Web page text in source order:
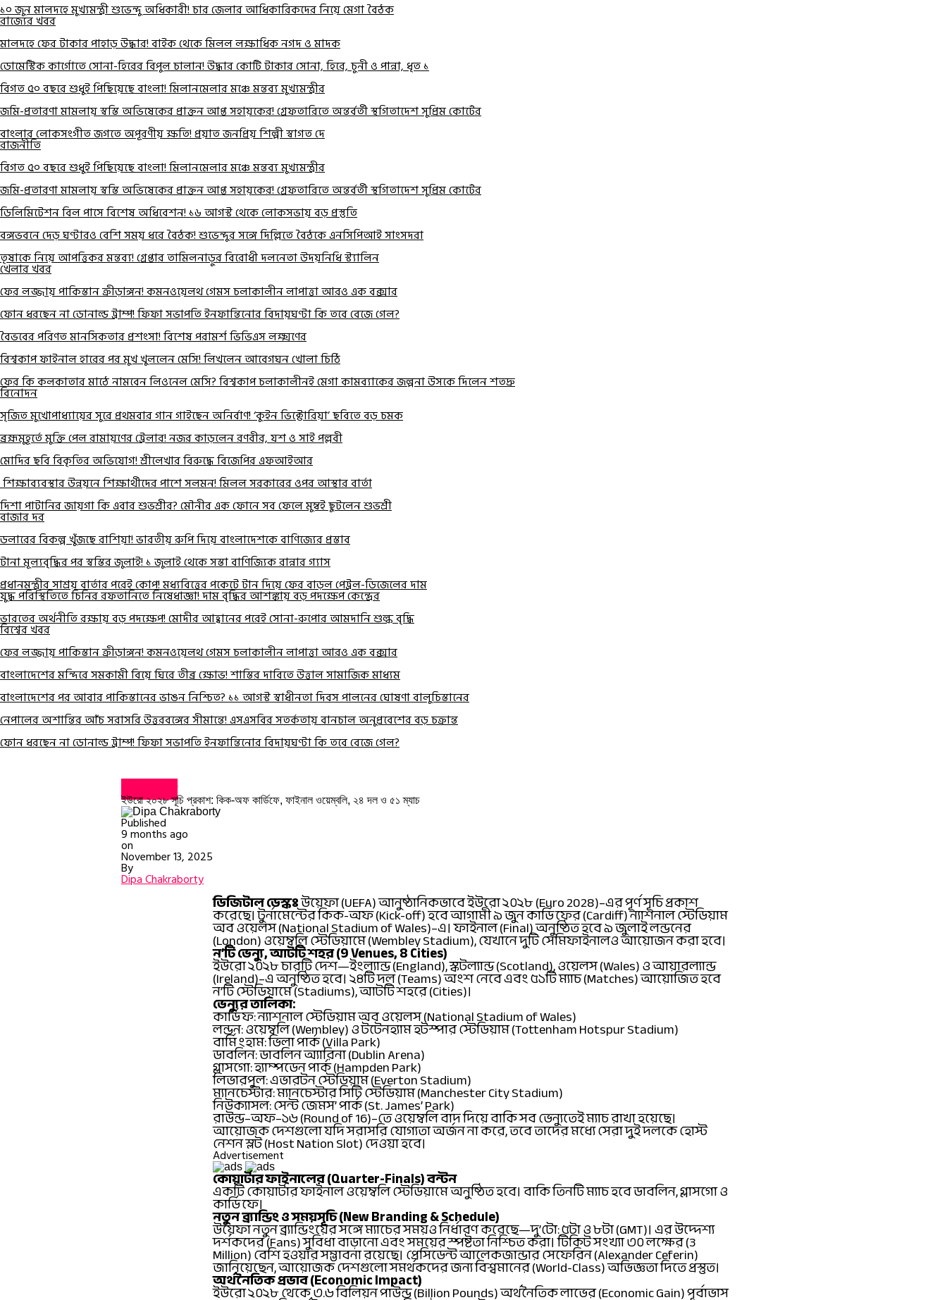
১০ জুন মালদহে মুখ্যমন্ত্রী শুভেন্দু অধিকারী! চার জেলার আধিকারিকদের নিয়ে মেগা বৈঠক
রাজ্যের খবর
মালদহে ফের টাকার পাহাড় উদ্ধার! বাইক থেকে মিলল লক্ষাধিক নগদ ও মাদক
ডোমেস্টিক কার্গোতে সোনা-হিরের বিপুল চালান! উদ্ধার কোটি টাকার সোনা, হিরে, চুনী ও পান্না, ধৃত ১
বিগত ৫০ বছরে শুধুই পিছিয়েছে বাংলা! মিলানমেলার মঞ্চে মন্তব্য মুখ্যমন্ত্রীর
জমি-প্রতারণা মামলায় স্বস্তি অভিষেকের প্রাক্তন আপ্ত সহায়কের! গ্রেফতারিতে অন্তর্বর্তী স্থগিতাদেশ সুপ্রিম কোর্টের
বাংলার লোকসংগীত জগতে অপূরণীয় ক্ষতি! প্রয়াত জনপ্রিয় শিল্পী স্বাগত দে
রাজনীতি
বিগত ৫০ বছরে শুধুই পিছিয়েছে বাংলা! মিলানমেলার মঞ্চে মন্তব্য মুখ্যমন্ত্রীর
জমি-প্রতারণা মামলায় স্বস্তি অভিষেকের প্রাক্তন আপ্ত সহায়কের! গ্রেফতারিতে অন্তর্বর্তী স্থগিতাদেশ সুপ্রিম কোর্টের
ডিলিমিটেশন বিল পাসে বিশেষ অধিবেশন! ১৬ আগস্ট থেকে লোকসভায় বড় প্রস্তুতি
বঙ্গভবনে দেড় ঘণ্টারও বেশি সময় ধরে বৈঠক! শুভেন্দুর সঙ্গে দিল্লিতে বৈঠকে এনসিপিআই সাংসদরা
তৃষাকে নিয়ে আপত্তিকর মন্তব্য! গ্রেপ্তার তামিলনাড়ুর বিরোধী দলনেতা উদয়নিধি স্ট্যালিন
খেলার খবর
ফের লজ্জায় পাকিস্তান ক্রীড়াঙ্গন! কমনওয়েলথ গেমস চলাকালীন লাপাত্তা আরও এক বক্সার
ফোন ধরছেন না ডোনাল্ড ট্রাম্প! ফিফা সভাপতি ইনফান্তিনোর বিদায়ঘণ্টা কি তবে বেজে গেল?
বৈভবের পরিণত মানসিকতার প্রশংসা! বিশেষ পরামর্শ ভিভিএস লক্ষ্মণের
বিশ্বকাপ ফাইনাল হারের পর মুখ খুললেন মেসি! লিখলেন আবেগঘন খোলা চিঠি
ফের কি কলকাতার মাঠে নামবেন লিওনেল মেসি? বিশ্বকাপ চলাকালীনই মেগা কামব্যাকের জল্পনা উসকে দিলেন শতদ্রু
বিনোদন
সৃজিত মুখোপাধ্যায়ের সুরে প্রথমবার গান গাইছেন অনির্বাণ! ‘কুইন ভিক্টোরিয়া’ ছবিতে বড় চমক
ব্রহ্মমুহূর্তে মুক্তি পেল রামায়ণের ট্রেলার! নজর কাড়লেন রণবীর, যশ ও সাই পল্লবী
মোদির ছবি বিকৃতির অভিযোগ! শ্রীলেখার বিরুদ্ধে বিজেপির এফআইআর
শিক্ষাব্যবস্থার উন্নয়নে শিক্ষার্থীদের পাশে সলমন! মিলল সরকারের ওপর আস্থার বার্তা
দিশা পাটানির জায়গা কি এবার শুভশ্রীর? মৌনীর এক ফোনে সব ফেলে মুম্বই ছুটলেন শুভশ্রী
বাজার দর
ডলারের বিকল্প খুঁজছে রাশিয়া! ভারতীয় রুপি দিয়ে বাংলাদেশকে বাণিজ্যের প্রস্তাব
টানা মূল্যবৃদ্ধির পর স্বস্তির জুলাই! ১ জুলাই থেকে সস্তা বাণিজ্যিক রান্নার গ্যাস
প্রধানমন্ত্রীর সাশ্রয় বার্তার পরেই কোপ! মধ্যবিত্তের পকেটে টান দিয়ে ফের বাড়ল পেট্রল-ডিজেলের দাম
যুদ্ধ পরিস্থিতিতে চিনির রফতানিতে নিষেধাজ্ঞা! দাম বৃদ্ধির আশঙ্কায় বড় পদক্ষেপ কেন্দ্রের
ভারতের অর্থনীতি রক্ষায় বড় পদক্ষেপ! মোদীর আহ্বানের পরেই সোনা-রুপোর আমদানি শুল্ক বৃদ্ধি
বিশ্বের খবর
ফের লজ্জায় পাকিস্তান ক্রীড়াঙ্গন! কমনওয়েলথ গেমস চলাকালীন লাপাত্তা আরও এক বক্সার
বাংলাদেশের মন্দিরে সমকামী বিয়ে ঘিরে তীব্র ক্ষোভ! শাস্তির দাবিতে উত্তাল সামাজিক মাধ্যম
বাংলাদেশের পর আবার পাকিস্তানের ভাঙন নিশ্চিত? ১১ আগস্ট স্বাধীনতা দিবস পালনের ঘোষণা বালুচিস্তানের
নেপালের অশান্তির আঁচ সরাসরি উত্তরবঙ্গের সীমান্তে! এসএসবির সতর্কতায় বানচাল অনুপ্রবেশের বড় চক্রান্ত
ফোন ধরছেন না ডোনাল্ড ট্রাম্প! ফিফা সভাপতি ইনফান্তিনোর বিদায়ঘণ্টা কি তবে বেজে গেল?
খেলার খবর
ইউরো ২০২৮ সূচি প্রকাশ: কিক-অফ কার্ডিফে, ফাইনাল ওয়েম্বলি, ২৪ দল ও ৫১ ম্যাচ
Published
9 months ago
on
November 13, 2025
By
Dipa Chakraborty
ডিজিটাল ডেস্কঃউয়েফা (UEFA) আনুষ্ঠানিকভাবে ইউরো ২০২৮ (Euro 2028)–এর পূর্ণ সূচি প্রকাশ
করেছে। টুর্নামেন্টের কিক-অফ (Kick-off) হবে আগামী ৯ জুন কার্ডিফের (Cardiff) ন্যাশনাল স্টেডিয়াম
অব ওয়েলস (National Stadium of Wales)–এ। ফাইনাল (Final) অনুষ্ঠিত হবে ৯ জুলাই লন্ডনের
(London) ওয়েম্বলি স্টেডিয়ামে (Wembley Stadium), যেখানে দুটি সেমিফাইনালও আয়োজন করা হবে।
ন’টি ভেন্যু, আটটি শহর (9 Venues, 8 Cities)
ইউরো ২০২৮ চারটি দেশ—ইংল্যান্ড (England), স্কটল্যান্ড (Scotland), ওয়েলস (Wales) ও আয়ারল্যান্ড
(Ireland)–এ অনুষ্ঠিত হবে। ২৪টি দল (Teams) অংশ নেবে এবং ৫১টি ম্যাচ (Matches) আয়োজিত হবে
ন’টি স্টেডিয়ামে (Stadiums), আটটি শহরে (Cities)।
ভেন্যুর তালিকা:
কার্ডিফ: ন্যাশনাল স্টেডিয়াম অব ওয়েলস (National Stadium of Wales)
লন্ডন: ওয়েম্বলি (Wembley) ও টটেনহ্যাম হটস্পার স্টেডিয়াম (Tottenham Hotspur Stadium)
বার্মিংহাম: ভিলা পার্ক (Villa Park)
ডাবলিন: ডাবলিন অ্যারিনা (Dublin Arena)
গ্লাসগো: হ্যাম্পডেন পার্ক (Hampden Park)
লিভারপুল: এভারটন স্টেডিয়াম (Everton Stadium)
ম্যানচেস্টার: ম্যানচেস্টার সিটি স্টেডিয়াম (Manchester City Stadium)
নিউক্যাসল: সেন্ট জেমস’ পার্ক (St. James’ Park)
রাউন্ড–অফ–১৬ (Round of 16)–তে ওয়েম্বলি বাদ দিয়ে বাকি সব ভেন্যুতেই ম্যাচ রাখা হয়েছে।
আয়োজক দেশগুলো যদি সরাসরি যোগ্যতা অর্জন না করে, তবে তাদের মধ্যে সেরা দুই দলকে হোস্ট
নেশন স্লট (Host Nation Slot) দেওয়া হবে।
Advertisement
কোয়ার্টার ফাইনালের (Quarter-Finals) বন্টন
একটি কোয়ার্টার ফাইনাল ওয়েম্বলি স্টেডিয়ামে অনুষ্ঠিত হবে। বাকি তিনটি ম্যাচ হবে ডাবলিন, গ্লাসগো ও
কার্ডিফে।
নতুন ব্র্যান্ডিং ও সময়সূচি (New Branding & Schedule)
উয়েফা নতুন ব্র্যান্ডিংয়ের সঙ্গে ম্যাচের সময়ও নির্ধারণ করেছে—দু’টো: ৫টা ও ৮টা (GMT)। এর উদ্দেশ্য
দর্শকদের (Fans) সুবিধা বাড়ানো এবং সময়ের স্পষ্টতা নিশ্চিত করা। টিকিট সংখ্যা ৩০ লক্ষের (3
Million) বেশি হওয়ার সম্ভাবনা রয়েছে। প্রেসিডেন্ট আলেকজান্ডার সেফেরিন (Alexander Ceferin)
জানিয়েছেন, আয়োজক দেশগুলো সমর্থকদের জন্য বিশ্বমানের (World-Class) অভিজ্ঞতা দিতে প্রস্তুত।
অর্থনৈতিক প্রভাব (Economic Impact)
ইউরো ২০২৮ থেকে ৩.৬ বিলিয়ন পাউন্ড (Billion Pounds) অর্থনৈতিক লাভের (Economic Gain) পূর্বাভাস